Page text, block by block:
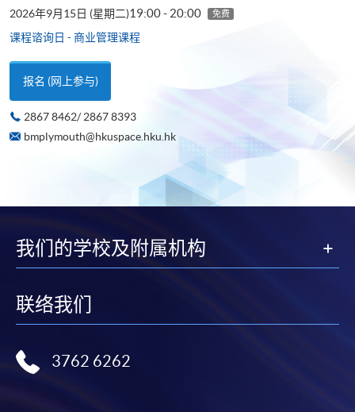
2026年9月15日 (星期二)19:00 - 20:00 免费
课程谘询日 - 商业管理课程
报名 (网上参与)
2867 8462/ 2867 8393
bmplymouth@hkuspace.hku.hk
我们的学校及附属机构
联络我们
3762 6262